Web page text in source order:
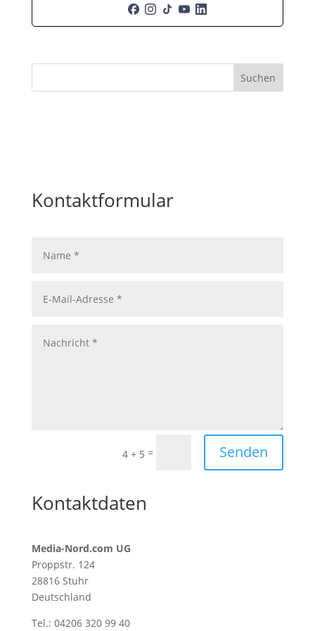
Suchen
Kontaktformular
4 + 5 = Senden
Kontaktdaten
Media-Nord.com UG
Proppstr. 124
28816 Stuhr
Deutschland
Tel.: 04206 320 99 40